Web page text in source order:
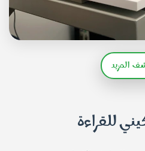
المزيد
للقراءة